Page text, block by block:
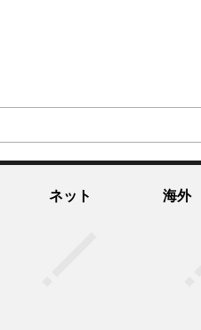
ネット 海外